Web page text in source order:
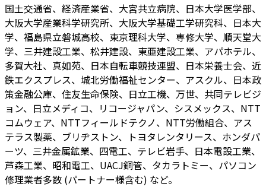
国土交通省、経済産業省、大宮共立病院、日本大学医学部、
大阪大学産業科学研究所、大阪大学基礎工学研究科、日本大
学、福島県立磐城高校、東京理科大学、専修大学、順天堂大
学、三井建設工業、松井建設、東亜建設工業、アパホテル、
多賀大社、真如苑、日本自転車競技連盟、日本栄養士会、近
鉄エクスプレス、城北労働福祉センター、アスクル、日本政
策金融公庫、住友生命保険、日立工機、万世、共同テレビジ
ョン、日立メディコ、リコージャパン、シスメックス、NTT
コムウェア、NTTフィールドテクノ、NTT労働組合、アス
テラス製薬、ブリヂストン、トヨタレンタリース、ホンダパ
ーツ、三井金属鉱業、四電工、テレビ岩手、日本電設工業、
芦森工業、昭和電工、UACJ銅管、タカラトミー、パソコン
修理業者多数 (パートナー様含む) など。